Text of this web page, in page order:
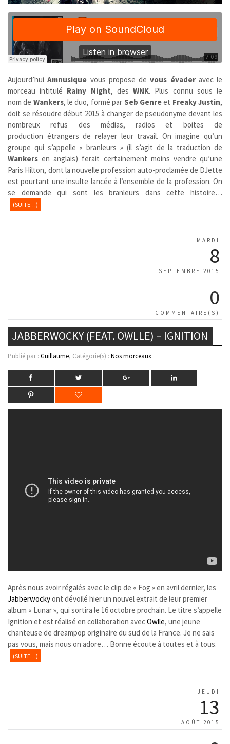
Aujourd’huiAmnusique vous propose devous évaderavec le
morceau intitulé Rainy Night, desWNK. Plus connu sous le
nom de Wankers, le duo, formé par Seb Genreet Freaky Justin,
doit se résoudre début 2015 à changer de pseudonyme devant les
nombreux refus des médias, radios et boites de
production étrangers de relayer leur travail. On imagine qu’un
groupe qui s’appelle « branleurs » (il s’agit de la traduction de
Wankers en anglais) ferait certainement moins vendre qu’une
Paris Hilton, dont la nouvelle profession auto-proclamée de DJette
est pourtant une insulte lancée à l’ensemble de la profession. On
se demande qui sont les branleurs dans cette histoire…
(SUITE…)
MARDI
8
SEPTEMBRE 2015
0
COMMENTAIRE(S)
JABBERWOCKY (FEAT. OWLLE) – IGNITION
Publié par : Guillaume, Catégorie(s) : Nos morceaux
Après nous avoir régalés avec le clip de « Fog » en avril dernier, les
Jabberwockyont dévoilé hier un nouvel extrait de leur premier
album « Lunar », qui sortira le 16 octobre prochain. Le titre s’appelle
Ignition et est réalisé en collaboration avecOwlle, une jeune
chanteuse de dreampop originaire du sud de la France. Je ne sais
pas vous, mais nous on adore… Bonne écoute à toutes et à tous.
(SUITE…)
JEUDI
13
AOÛT 2015